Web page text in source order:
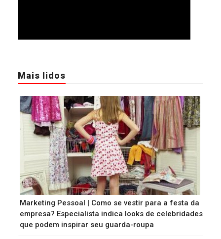
Mais lidos
Marketing Pessoal | Como se vestir para a festa da
empresa? Especialista indica looks de celebridades
que podem inspirar seu guarda-roupa